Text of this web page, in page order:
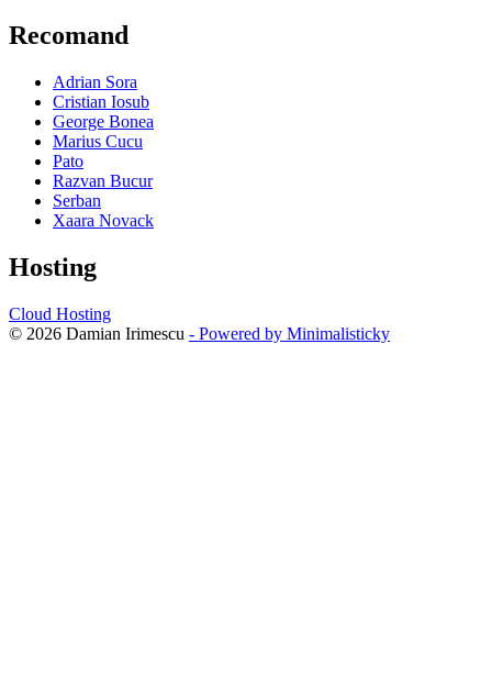
Recomand
Adrian Sora
Cristian Iosub
George Bonea
Marius Cucu
Pato
Razvan Bucur
Serban
Xaara Novack
Hosting
Cloud Hosting
© 2026 Damian Irimescu - Powered by Minimalisticky